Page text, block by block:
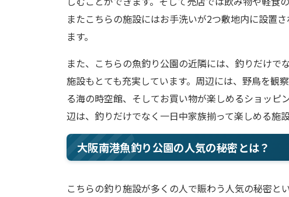
またこちらの施設にはお手洗いが2つ敷地内に設置
ます。
また、こちらの魚釣り公園の近隣には、釣りだけ
施設もとても充実しています。周辺には、野鳥を観
る海の時空館、そしてお買い物が楽しめるショッピ
辺は、釣りだけでなく一日中家族揃って楽しめる施
大阪南港魚釣り公園の人気の秘密とは？
こちらの釣り施設が多くの人で賑わう人気の秘密